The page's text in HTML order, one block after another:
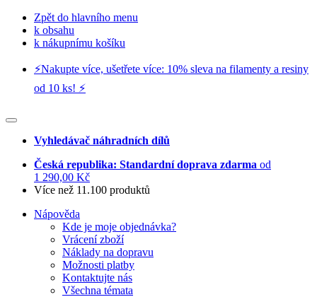
Zpět do hlavního menu
k obsahu
k nákupnímu košíku
⚡️Nakupte více, ušetřete více: 10% sleva na filamenty a resiny
od 10 ks! ⚡️
Vyhledávač náhradních dílů
Česká republika: Standardní doprava zdarma od
1 290,00 Kč
Více než 11.100 produktů
Nápověda
Kde je moje objednávka?
Vrácení zboží
Náklady na dopravu
Možnosti platby
Kontaktujte nás
Všechna témata